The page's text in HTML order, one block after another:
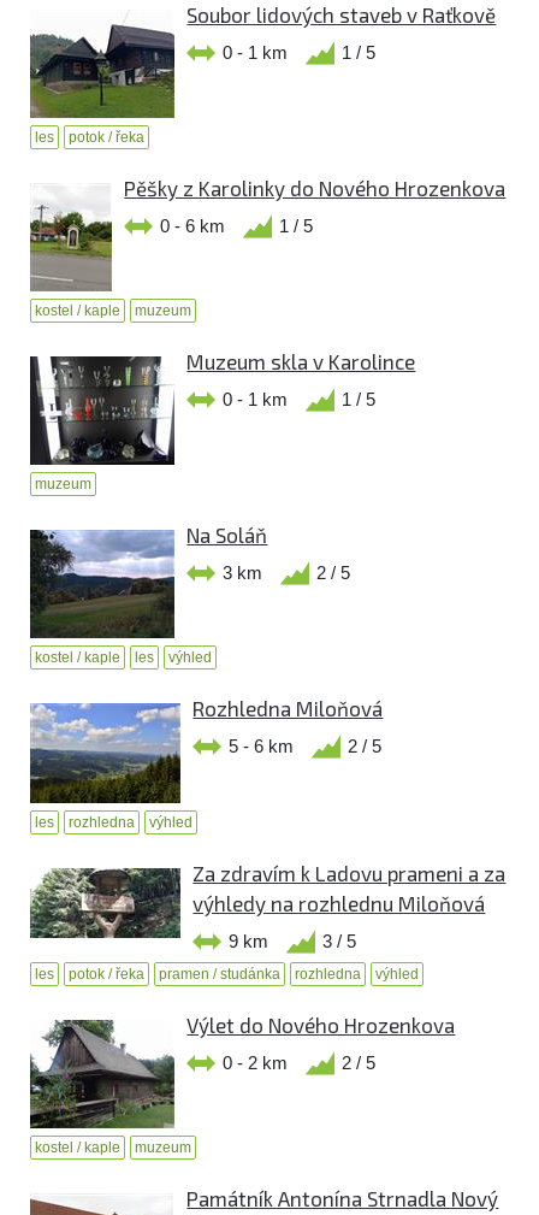
Soubor lidových staveb v Raťkově
0 - 1 km 1 / 5
les potok / řeka
Pěšky z Karolinky do Nového Hrozenkova
0 - 6 km 1 / 5
kostel / kaple muzeum
Muzeum skla v Karolince
0 - 1 km 1 / 5
muzeum
Na Soláň
3 km 2 / 5
kostel / kaple les výhled
Rozhledna Miloňová
5 - 6 km 2 / 5
les rozhledna výhled
Za zdravím k Ladovu prameni a za
výhledy na rozhlednu Miloňová
9 km 3 / 5
les potok / řeka pramen / studánka rozhledna výhled
Výlet do Nového Hrozenkova
0 - 2 km 2 / 5
kostel / kaple muzeum
Památník Antonína Strnadla Nový